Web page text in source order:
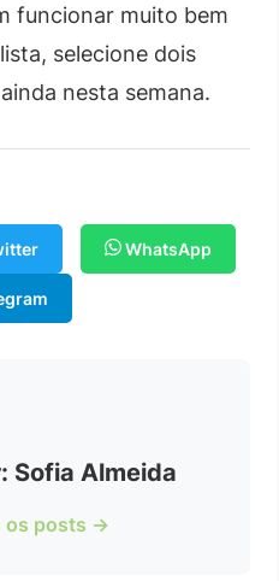
funcionar muito bem
selecione dois
nesta semana.
WhatsApp
Sofia Almeida
os posts →